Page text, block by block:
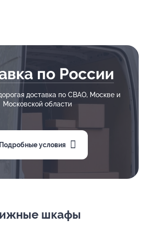
по России
доставка по СВАО, Москве и
Московской области
Подробные условия
шкафы